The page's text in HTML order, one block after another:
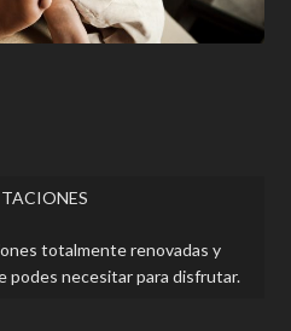
totalmente renovadas y
podes necesitar para disfrutar.